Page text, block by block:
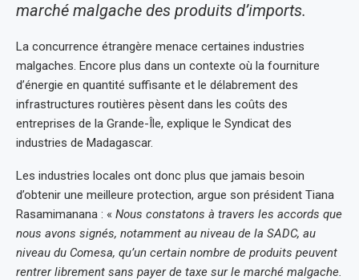
marché malgache des produits d’imports.
La concurrence étrangère menace certaines industries
malgaches. Encore plus dans un contexte où la fourniture
d’énergie en quantité suffisante et le délabrement des
infrastructures routières pèsent dans les coûts des
entreprises de la Grande-Île, explique le Syndicat des
industries de Madagascar.
Les industries locales ont donc plus que jamais besoin
d’obtenir une meilleure protection, argue son président Tiana
Rasamimanana : « Nous constatons à travers les accords que
nous avons signés, notamment au niveau de la SADC, au
niveau du Comesa, qu’un certain nombre de produits peuvent
rentrer librement sans payer de taxe sur le marché malgache.